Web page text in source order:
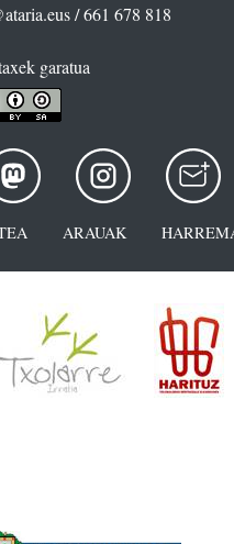
/ 661 678 818
garatua
ARAUAK